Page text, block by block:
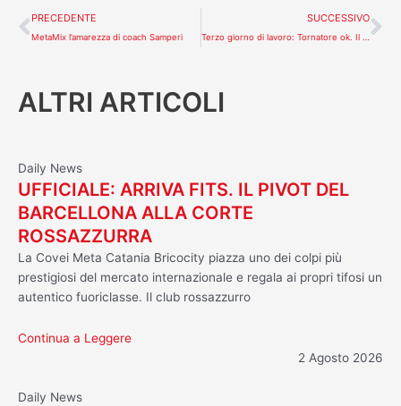
Precedente
PRECEDENTE
MetaMix l’amarezza di coach Samperi
SUCCESSIVO
ALTRI ARTICOLI
Daily News
UFFICIALE: ARRIVA FITS. IL PIVOT DEL
BARCELLONA ALLA CORTE
ROSSAZZURRA
La Covei Meta Catania Bricocity piazza uno dei colpi più
prestigiosi del mercato internazionale e regala ai propri tifosi un
autentico fuoriclasse. Il club rossazzurro
Continua a Leggere
2 Agosto 2026
Daily News